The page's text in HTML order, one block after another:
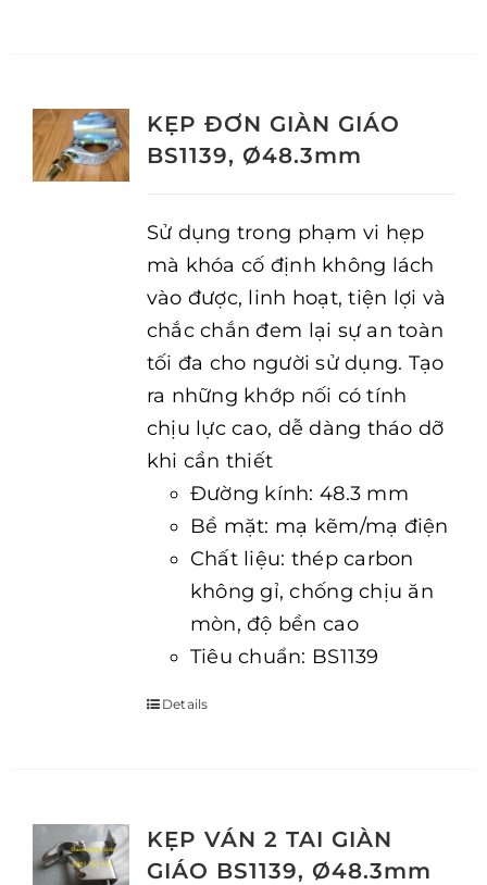
KẸP ĐƠN GIÀN GIÁO
BS1139, Ø48.3mm
Sử dụng trong phạm vi hẹp
mà khóa cố định không lách
vào được, linh hoạt, tiện lợi và
chắc chắn đem lại sự an toàn
tối đa cho người sử dụng. Tạo
ra những khớp nối có tính
chịu lực cao, dễ dàng tháo dỡ
khi cần thiết
Đường kính: 48.3 mm
Bề mặt: mạ kẽm/mạ điện
Chất liệu: thép carbon
không gỉ, chống chịu ăn
mòn, độ bền cao
Tiêu chuẩn: BS1139
Details
KẸP VÁN 2 TAI GIÀN
GIÁO BS1139, Ø48.3mm